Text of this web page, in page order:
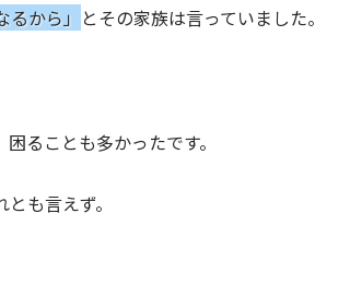
から」 とその家族は言っていました。
ることも多かったです。
も言えず。